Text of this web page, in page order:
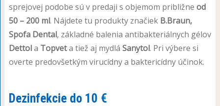
sprejovej podobe sú v predaji s objemom približne od
50 – 200 ml. Nájdete tu produkty značiekB.Braun,
Spofa Dental, základné balenia antibakteriálnych gélov
Dettola Topveta tiež aj mydlá Sanytol. Pri výbere si
overte predovšetkým virucídny a baktericídny účinok.
Dezinfekcie do 10 €